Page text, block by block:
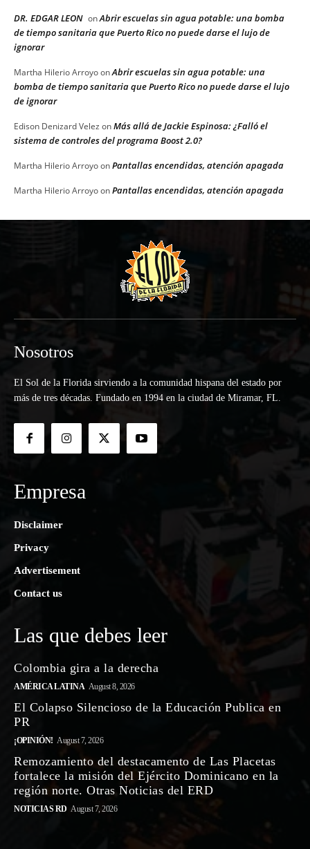
DR. EDGAR LEON onAbrir escuelas sin agua potable: una bomba
de tiempo sanitaria que Puerto Rico no puede darse el lujo de
ignorar
Martha Hilerio ArroyoonAbrir escuelas sin agua potable: una
bomba de tiempo sanitaria que Puerto Rico no puede darse el lujo
de ignorar
Edison Denizard Velez onMás allá de Jackie Espinosa: ¿Falló el
sistema de controles del programa Boost 2.0?
Martha Hilerio ArroyoonPantallas encendidas, atención apagada
Martha Hilerio ArroyoonPantallas encendidas, atención apagada
Nosotros
El Sol de la Florida sirviendo a la comunidad hispana del estado por
más de tres décadas. Fundado en 1994 en la ciudad de Miramar, FL.
Empresa
Disclaimer
Privacy
Advertisement
Contact us
Las que debes leer
Colombia gira a la derecha
AMÉRICA LATINA August 8, 2026
El Colapso Silencioso de la Educación Publica en
PR
¡OPINIÓN! August 7, 2026
Remozamiento del destacamento de Las Placetas
fortalece la misión del Ejército Dominicano en la
región norte. Otras Noticias del ERD
NOTICIAS RD August 7, 2026